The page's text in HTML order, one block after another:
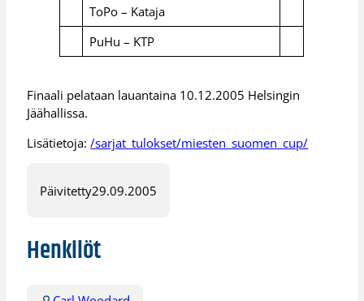
ToPo – Kataja
PuHu – KTP
Finaali pelataan lauantaina 10.12.2005 Helsingin
Jäähallissa.
Lisätietoja:/sarjat_tulokset/miesten_suomen_cup/
Päivitetty29.09.2005
Henkilöt